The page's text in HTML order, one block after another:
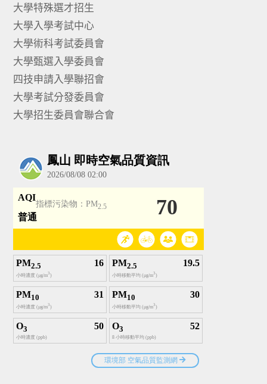
大學特殊選才招生
大學入學考試中心
大學術科考試委員會
大學甄選入學委員會
四技申請入學聯招會
大學考試分發委員會
大學招生委員會聯合會